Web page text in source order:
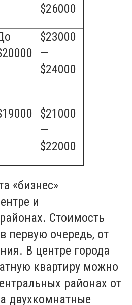
$26000
$23000
—
$24000
$21000
—
$22000
«бизнес»
и
Стоимость
первую очередь, от
В центре города
квартиру можно
районах от
двухкомнатные